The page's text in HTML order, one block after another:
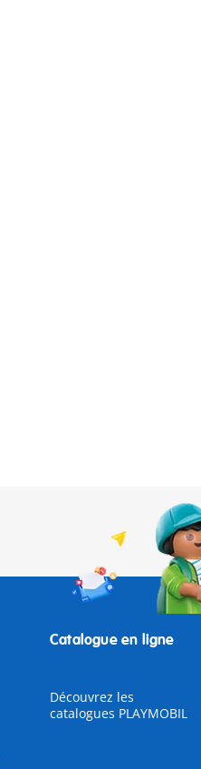
Catalogue en ligne
Découvrez les
catalogues PLAYMOBIL